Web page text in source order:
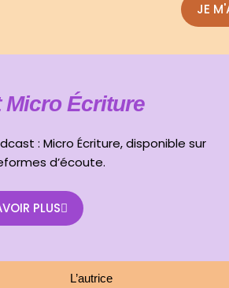
JE
Écriture
: Micro Écriture, disponible sur
d’écoute.
PLUS
L’autrice